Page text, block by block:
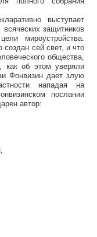
выступает
всяческих защитников
мироустройства.
создан сей свет, и что
общества,
как об этом уверяли
Фонвизин дает злую
нападая на
послании
автор: